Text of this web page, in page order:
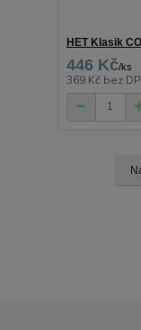
HET Klasik
446 Kč/ks
369 Kč bez